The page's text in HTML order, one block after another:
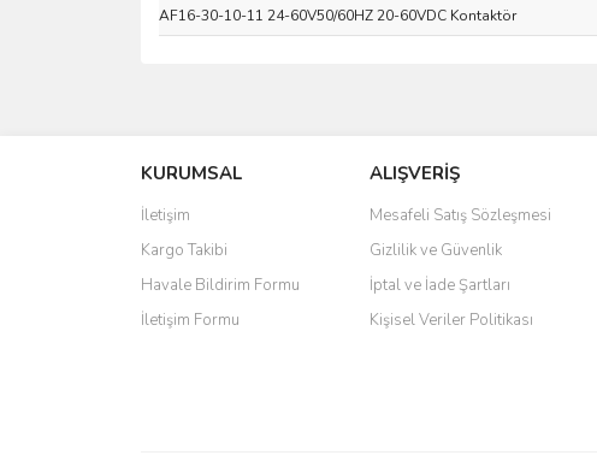
AF16-30-10-11 24-60V50/60HZ 20-60VDC Kontaktör
Ürün resmi kalitesiz, bozuk veya görüntülenemiyor.
Ürün açıklamasında eksik bilgiler bulunuyor.
Ürün bilgilerinde hatalar bulunuyor.
Ürün fiyatı diğer sitelerden daha pahalı.
Bu ürüne benzer farklı alternatifler olmalı.
KURUMSAL
İletişim
Kargo Takibi
Havale Bildirim Formu
İletişim Formu
ALIŞVERİŞ
Mesafeli Satış Sözleşmesi
Gizlilik ve Güvenlik
İptal ve İade Şartları
Kişisel Veriler Politikası